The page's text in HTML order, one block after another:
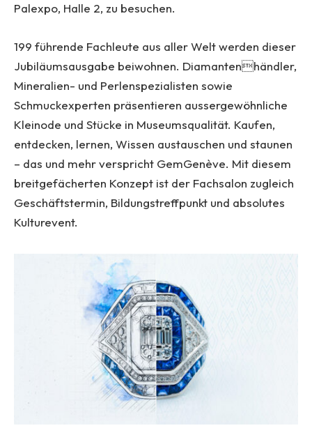
Palexpo, Halle 2, zu besuchen.
199 führende Fachleute aus aller Welt werden dieser
Jubiläumsausgabe beiwohnen. Diamantenhändler,
Mineralien- und Perlenspezialisten sowie
Schmuckexperten präsentieren aussergewöhnliche
Kleinode und Stücke in Museumsqualität. Kaufen,
entdecken, lernen, Wissen austauschen und staunen
– das und mehr verspricht GemGenève. Mit diesem
breitgefächerten Konzept ist der Fachsalon zugleich
Geschäftstermin, Bildungstreffpunkt und absolutes
Kulturevent.